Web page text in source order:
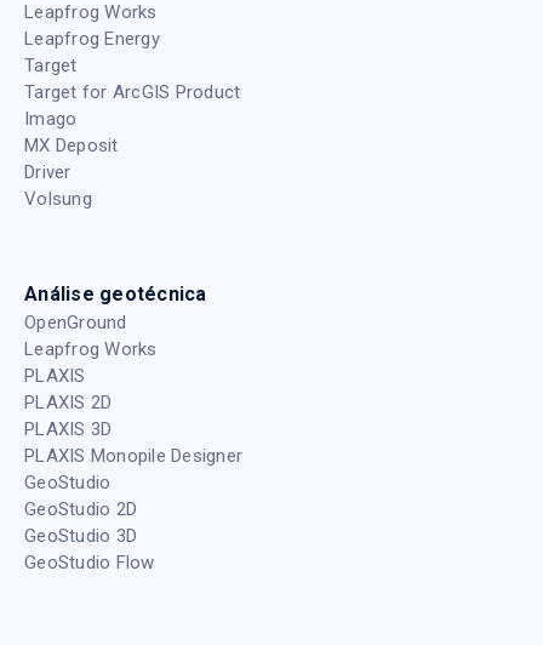
Leapfrog Works
Leapfrog Energy
Target
Target for ArcGIS Product
Imago
MX Deposit
Driver
Volsung
Análise geotécnica
OpenGround
Leapfrog Works
PLAXIS
PLAXIS 2D
PLAXIS 3D
PLAXIS Monopile Designer
GeoStudio
GeoStudio 2D
GeoStudio 3D
GeoStudio Flow